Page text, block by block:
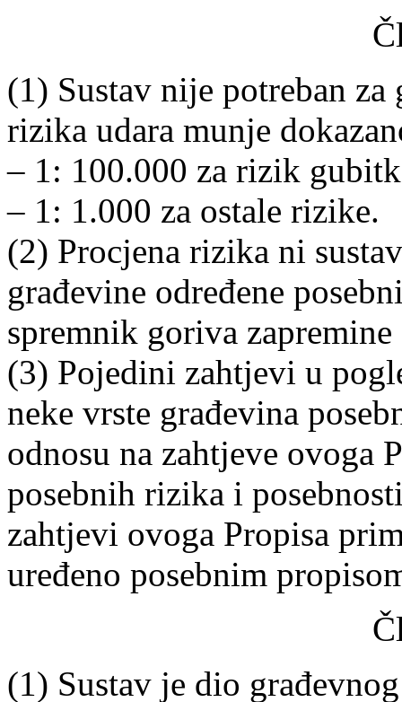
(1) Sustav nije potreban
rizika udara munje
– 1: 100.000 za rizik
– 1: 1.000 za ostale rizike.
(2) Procjena rizika ni
građevine određene
spremnik goriva
(3) Pojedini zahtjevi u
neke vrste građevina
odnosu na zahtjeve ovoga
posebnih rizika i
zahtjevi ovoga Propisa
uređeno posebnim
(1) Sustav je dio